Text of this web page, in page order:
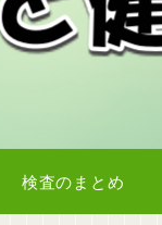
検査のまとめ